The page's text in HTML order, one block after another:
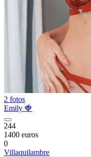
2 fotos
Emily 🍓
244
1400 euros
0
Villaquilambre